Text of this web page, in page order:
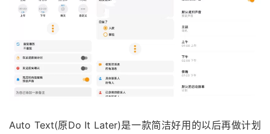
Auto Text(原Do It Later)是一款简洁好用的以后再做计划